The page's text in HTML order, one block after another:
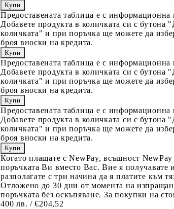
Предоставената таблица е с информационна
Добавете продукта в количката си с бутона
количката" и при поръчка ще можете да
броя вноски на кредита.
Предоставената таблица е с информационна
Добавете продукта в количката си с бутона
количката" и при поръчка ще можете да
броя вноски на кредита.
Предоставената таблица е с информационна
Добавете продукта в количката си с бутона
количката" и при поръчка ще можете да
броя вноски на кредита.
Когато плащате с NewPay, всъщност
поръчката Ви вместо Вас. Вие я получавате и
разполагате с три начина да я платите към
Отложено до 30 дни от момента на
поръчката без оскъпяване. За покупки на
400 лв. / €204,52